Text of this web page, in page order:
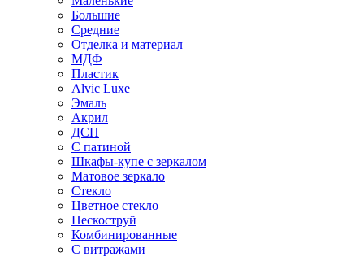
Большие
Средние
Отделка и материал
МДФ
Пластик
Alvic Luxe
Эмаль
Акрил
ДСП
С патиной
Шкафы-купе с зеркалом
Матовое зеркало
Стекло
Цветное стекло
Пескоструй
Комбинированные
С витражами